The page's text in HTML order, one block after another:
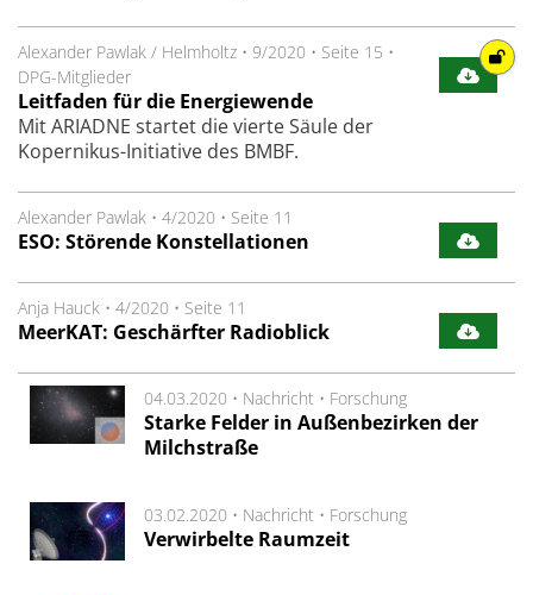
Alexander Pawlak / Helmholtz • 9/2020 • Seite 15 •
DPG-Mitglieder
Leitfaden für die Energiewende
Mit ARIADNE startet die vierte Säule der
Kopernikus-Initiative des BMBF.
Alexander Pawlak • 4/2020 • Seite 11
ESO: Störende Konstellationen
Anja Hauck • 4/2020 • Seite 11
MeerKAT: Geschärfter Radioblick
04.03.2020 • Nachricht • Forschung
Starke Felder in Außenbezirken der
Milchstraße
03.02.2020 • Nachricht • Forschung
Verwirbelte Raumzeit